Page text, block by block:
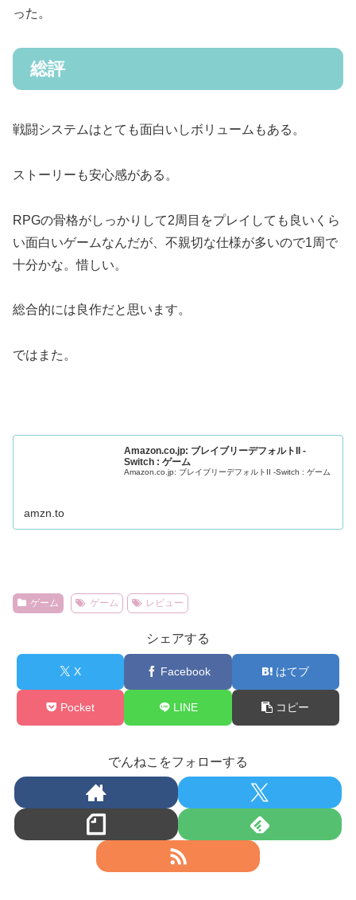
った。
総評
戦闘システムはとても面白いしボリュームもある。
ストーリーも安心感がある。
RPGの骨格がしっかりして2周目をプレイしても良いくら
い面白いゲームなんだが、不親切な仕様が多いので1周で
十分かな。惜しい。
総合的には良作だと思います。
ではまた。
Amazon.co.jp: ブレイブリーデフォルトII -
Switch : ゲーム
Amazon.co.jp: ブレイブリーデフォルトII -Switch : ゲーム
amzn.to
ゲーム ゲーム レビュー
シェアする
X Facebook はてブ
Pocket LINE コピー
でんねこをフォローする